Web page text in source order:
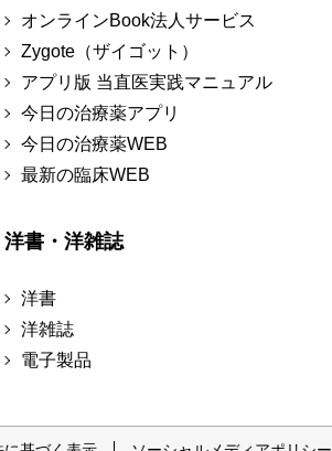
オンラインBook法人サービス
Zygote（ザイゴット）
アプリ版 当直医実践マニュアル
今日の治療薬アプリ
今日の治療薬WEB
最新の臨床WEB
洋書・洋雑誌
洋書
洋雑誌
電子製品